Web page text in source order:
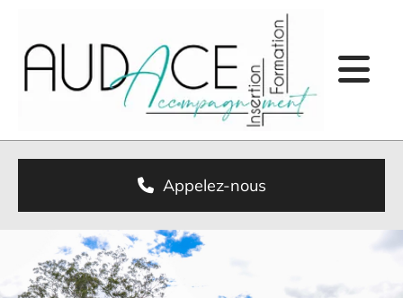
Appelez-nous